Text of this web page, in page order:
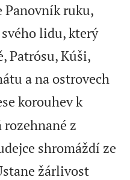
Panovník ruku,
lidu, který
Patrósu, Kúši,
a na ostrovech
korouhev k
z
shromáždí ze
žárlivost